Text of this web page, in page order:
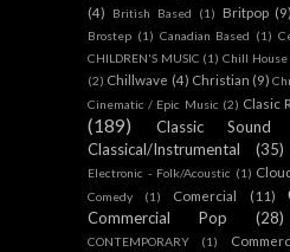
(4)
British Based (1) Britpop (9)
Brostep (1) Canadian Based (1)
CHILDREN'S MUSIC (1) Chill House
(2) Chillwave (4) Christian (9)
Cinematic / Epic Music (2) Clasic
(189)
Classic Sound
Classical/Instrumental (35)
Electronic - Folk/Acoustic (1)
Comedy (1) Comercial (11)
Commercial Pop (28)
CONTEMPORARY
(1)